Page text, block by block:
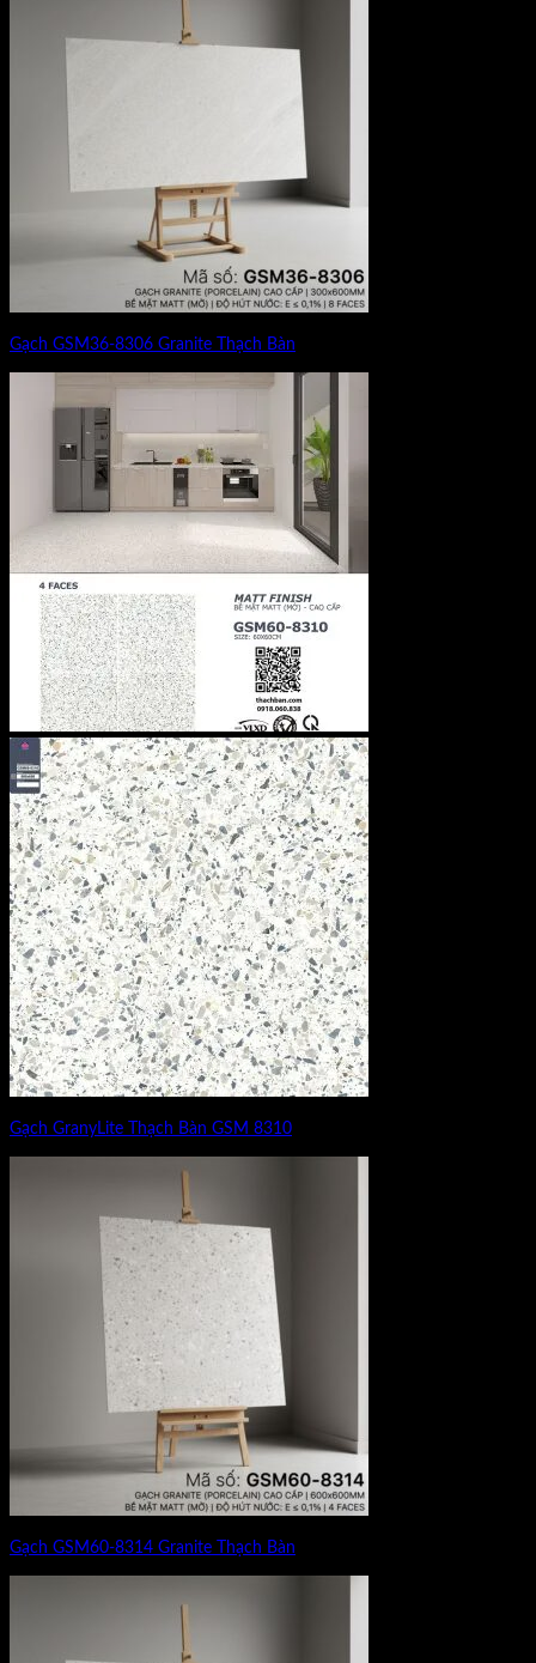
Gạch GSM36-8306 Granite Thạch Bàn
Gạch GranyLite Thạch Bàn GSM 8310
Gạch GSM60-8314 Granite Thạch Bàn